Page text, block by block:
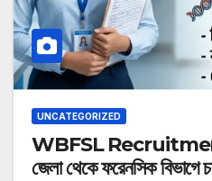
UNCATEGORIZED
WBFSL
জেলা থেকে ফরেনসিক বিভাগে